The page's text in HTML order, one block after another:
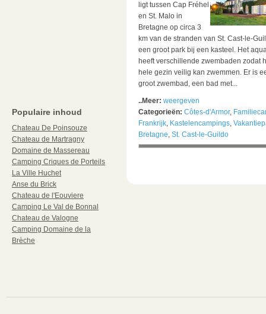
Populaire inhoud
Chateau De Poinsouze
Chateau de Martragny
Domaine de Massereau
Camping Criques de Porteils
La Ville Huchet
Anse du Brick
Chateau de l'Eouviere
Camping Le Val de Bonnal
Chateau de Valogne
Camping Domaine de la
Brèche
ligt tussen Cap Fréhel
en St. Malo in
Bretagne op circa 3
km van de stranden van St. Cast-le-
een groot park bij een kasteel. Het
heeft verschillende zwembaden zodat
hele gezin veilig kan zwemmen. Er is
groot zwembad, een bad met...
..Meer: weergeven
Categorieën: Côtes-d'Armor,
Frankrijk, Kastelencampings,
Bretagne, St. Cast-le-Guildo